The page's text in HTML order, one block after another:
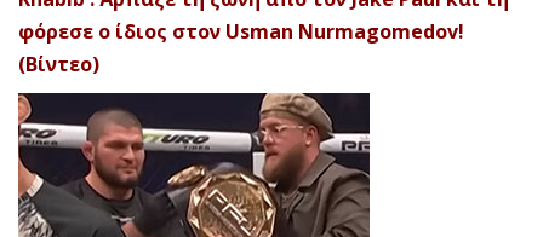
φόρεσε ο ίδιος στον Usman Nurmagomedov!
(Βίντεο)